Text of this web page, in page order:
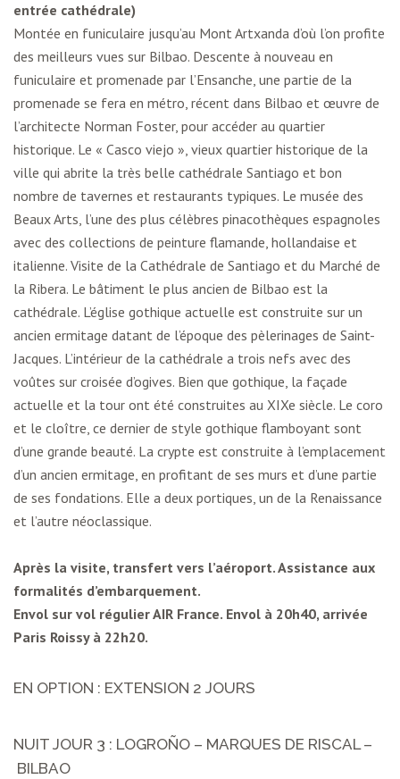
entrée cathédrale)
Montée en funiculaire jusqu’au Mont Artxanda d’où l’on profite
des meilleurs vues sur Bilbao. Descente à nouveau en
funiculaire et promenade par l’Ensanche, une partie de la
promenade se fera en métro, récent dans Bilbao et œuvre de
l’architecte Norman Foster, pour accéder au quartier
historique. Le « Casco viejo », vieux quartier historique de la
ville qui abrite la très belle cathédrale Santiago et bon
nombre de tavernes et restaurants typiques. Le musée des
Beaux Arts, l’une des plus célèbres pinacothèques espagnoles
avec des collections de peinture flamande, hollandaise et
italienne. Visite de la Cathédrale de Santiago et du Marché de
la Ribera. Le bâtiment le plus ancien de Bilbao est la
cathédrale. L’église gothique actuelle est construite sur un
ancien ermitage datant de l’époque des pèlerinages de Saint-
Jacques. L’intérieur de la cathédrale a trois nefs avec des
voûtes sur croisée d’ogives. Bien que gothique, la façade
actuelle et la tour ont été construites au XIXe siècle. Le coro
et le cloître, ce dernier de style gothique flamboyant sont
d’une grande beauté. La crypte est construite à l’emplacement
d’un ancien ermitage, en profitant de ses murs et d’une partie
de ses fondations. Elle a deux portiques, un de la Renaissance
et l’autre néoclassique.
Après la visite, transfert vers l’aéroport. Assistance aux
formalités d’embarquement.
Envol sur vol régulier AIR France. Envol à 20h40, arrivée
Paris Roissy à 22h20.
EN OPTION : EXTENSION 2 JOURS
NUIT JOUR 3 : LOGROÑO – MARQUES DE RISCAL –
BILBAO